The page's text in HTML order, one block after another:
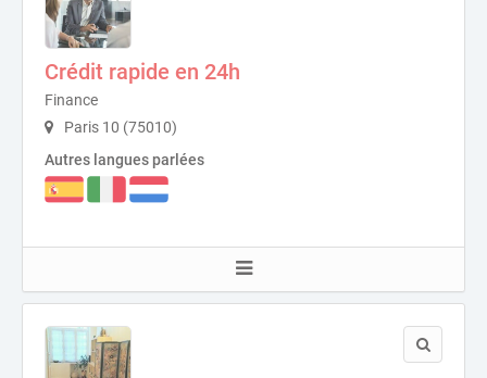
Crédit rapide en 24h
Finance
Paris 10 (75010)
Autres langues parlées